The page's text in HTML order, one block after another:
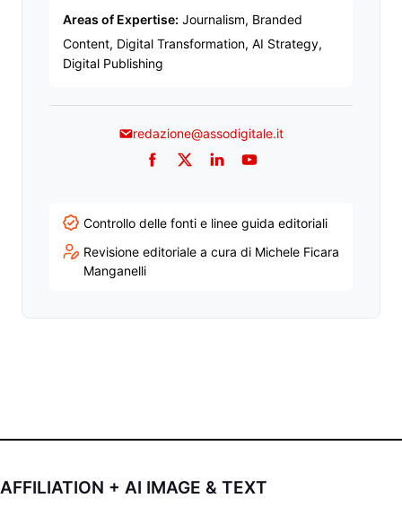
Areas of Expertise: Journalism, Branded
Content, Digital Transformation, AI Strategy,
Digital Publishing
redazione@assodigitale.it
Facebook
TwitterLinkedInYouTube
Controllo delle fonti e linee guida editoriali
Revisione editoriale a cura di Michele Ficara
Manganelli
AFFILIATION + AI IMAGE & TEXT